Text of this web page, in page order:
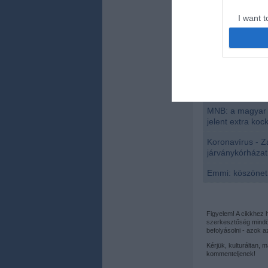
I want
web or
I want
I want
MNB: a
jelent extra
Koronavírus -
Emmi:
Figyelem! A cikkhez
szerkesztőség
befolyásolni - azok
Kérjük, kulturáltan,
kommenteljenek!